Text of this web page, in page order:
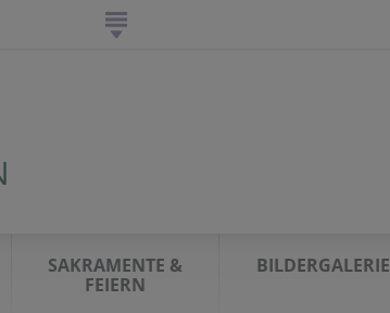
SAKRAMENTE &
FEIERN
BILDERGALERIE